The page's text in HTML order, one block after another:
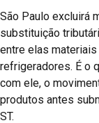
São Paulo excluirá
substituição
entre elas
refrigeradores. É o
com ele, o
produtos antes
ST.